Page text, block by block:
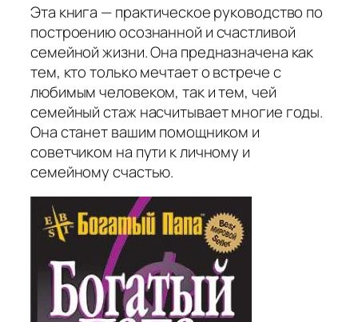
Эта книга — практическое руководство по
построению осознанной и счастливой
семейной жизни. Она предназначена как
тем, кто только мечтает о встрече с
любимым человеком, так и тем, чей
семейный стаж насчитывает многие годы.
Она станет вашим помощником и
советчиком на пути к личному и
семейному счастью.